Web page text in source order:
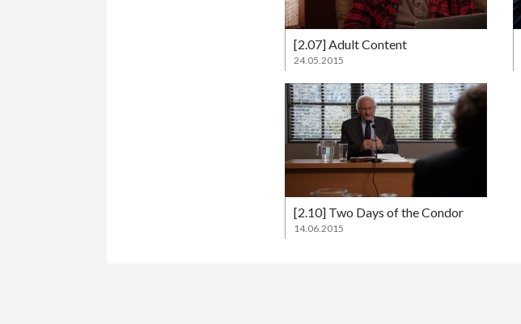
[2.07] Adult Content
24.05.2015
[2.10] Two Days of the Condor
14.06.2015